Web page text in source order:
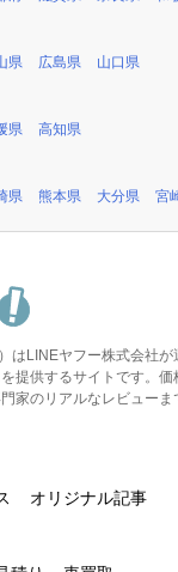
県 広島県 山口県
県 高知県
県 熊本県 大分県 宮
はLINEヤフー株式会社
提供するサイトです。
家のリアルなレビュー
オリジナル記事